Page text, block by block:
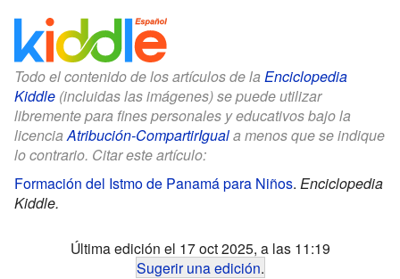
Todo el contenido de los artículos de la Enciclopedia
Kiddle (incluidas las imágenes) se puede utilizar
libremente para fines personales y educativos bajo la
licenciaAtribución-CompartirIguala menos que se indique
lo contrario. Citar este artículo:
Formación del Istmo de Panamá para Niños. Enciclopedia
Kiddle.
Última edición el 17 oct 2025, a las 11:19
Sugerir una edición.